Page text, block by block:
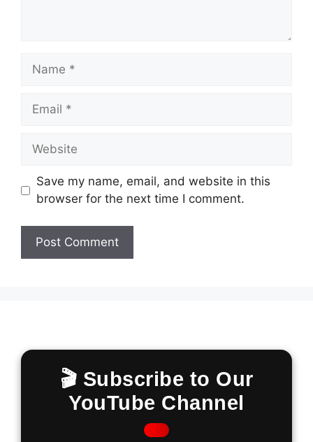
Name
Email
Website
Save my name, email, and website in this
browser for the next time I comment.
🎬 Subscribe to Our
YouTube Channel